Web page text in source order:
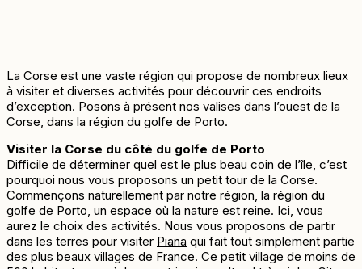
La Corse est une vaste région qui propose de nombreux lieux
à visiter et diverses activités pour découvrir ces endroits
d’exception. Posons à présent nos valises dans l’ouest de la
Corse, dans la région du golfe de Porto.
Visiter la Corse du côté du golfe de Porto
Difficile de déterminer quel est le plus beau coin de l’île, c’est
pourquoi nous vous proposons un petit tour de la Corse.
Commençons naturellement par notre région, la région du
golfe de Porto, un espace où la nature est reine. Ici, vous
aurez le choix des activités. Nous vous proposons de partir
dans les terres pour visiter Piana qui fait tout simplement partie
des plus beaux villages de France. Ce petit village de moins de